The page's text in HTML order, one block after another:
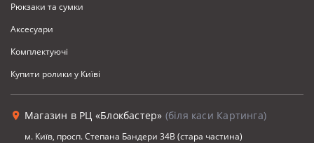
Рюкзаки та сумки
Аксесуари
Комплектуючi
Купити ролики у Київі
Магазин в РЦ «Блокбастер» (біля каси Картинга)
м. Київ, просп. Степана Бандери 34В (стара частина)